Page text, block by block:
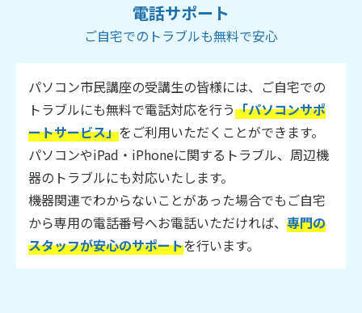
電話サポート
ご自宅でのトラブルも無料で安心
パソコン市民講座の受講生の皆様には、ご自宅での
トラブルにも無料で電話対応を行う「パソコンサポ
ートサービス」をご利用いただくことができます。
パソコンやiPad・iPhoneに関するトラブル、周辺機
器のトラブルにも対応いたします。
機器関連でわからないことがあった場合でもご自宅
から専用の電話番号へお電話いただければ、 専門の
スタッフが安心のサポートを行います。